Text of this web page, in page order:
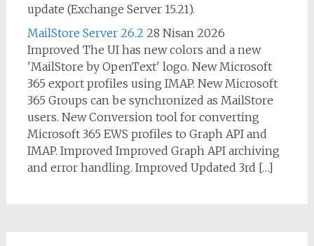
update (Exchange Server 15.21).
MailStore Server 26.2 28 Nisan 2026
Improved The UI has new colors and a new
'MailStore by OpenText' logo. New Microsoft
365 export profiles using IMAP. New Microsoft
365 Groups can be synchronized as MailStore
users. New Conversion tool for converting
Microsoft 365 EWS profiles to Graph API and
IMAP. Improved Improved Graph API archiving
and error handling. Improved Updated 3rd […]